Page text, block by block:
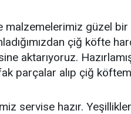
malzemelerimiz güzel bir
çiğ köfte
aktarıyoruz.
parçalar alıp çiğ
servise hazır.